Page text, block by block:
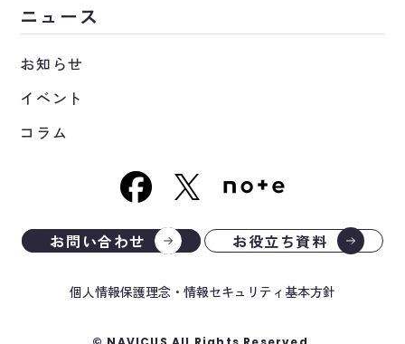
ニュース
お知らせ
イベント
コラム
お問い合わせ お役立ち資料
個人情報保護理念・情報セキュリティ基本方針